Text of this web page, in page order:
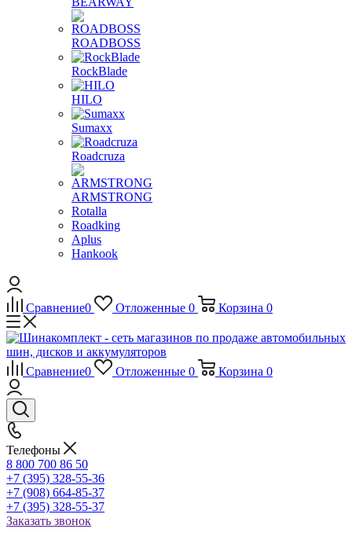
ROADBOSS
RockBlade
HILO
Sumaxx
Roadcruza
ARMSTRONG
Rotalla
Roadking
Aplus
Hankook
Сравнение0 Отложенные 0 Корзина 0
Сравнение0 Отложенные 0 Корзина 0
Телефоны
8 800 700 86 50
+7 (395) 328-55-36
+7 (908) 664-85-37
+7 (395) 328-55-37
Заказать звонок